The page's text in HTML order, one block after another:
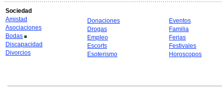
Sociedad
Amistad
Asociaciones
Bodas
Discapacidad
Divorcios
Donaciones
Drogas
Empleo
Escorts
Esoterismo
Eventos
Familia
Ferias
Festivales
Horoscopos